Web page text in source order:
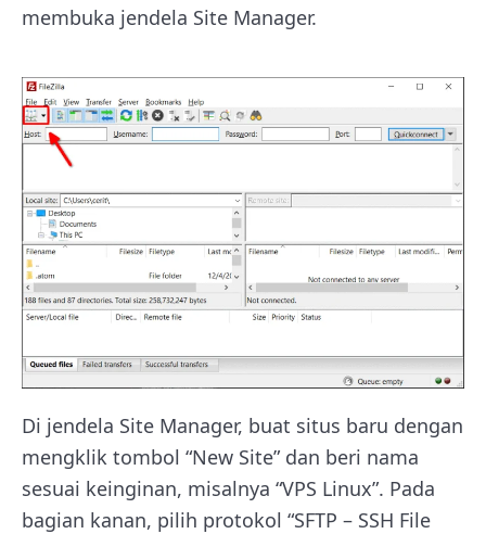
membuka jendela Site Manager.
Di jendela Site Manager, buat situs baru dengan
mengklik tombol “New Site” dan beri nama
sesuai keinginan, misalnya “VPS Linux”. Pada
bagian kanan, pilih protokol “SFTP – SSH File